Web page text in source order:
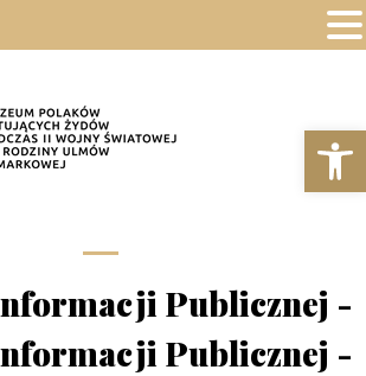
Publicznej -
Publicznej -